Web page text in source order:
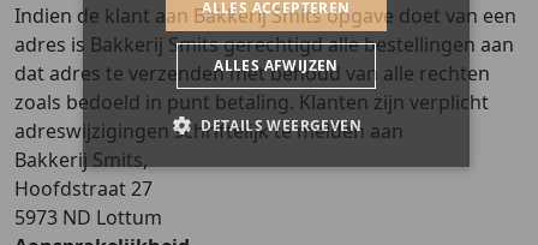
Indien de klant aan Bakkerij Smits opgave doet van een
adres is Bakkerij Smits gerechtigd alle bestellingen aan
dat adres te verzenden met behoud van alle rechten
zoals bedoeld in punt betaling. Klanten zijn verplicht
adreswijzigingen schriftelijk te melden aan
Bakkerij Smits,
Hoofdstraat 27
5973 ND Lottum